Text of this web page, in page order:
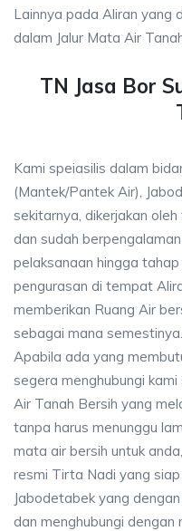
Lainnya pada Aliran yang
dalam Jalur Mata Air
TN Jasa Bor
Kami speiasilis dalam
(Mantek/Pantek Air),
sekitarnya, dikerjakan
dan sudah
pelaksanaan hingga
pengurasan di tempat
memberikan Ruang Air
sebagai mana semestinya.
Apabila ada yang
segera menghubungi
Air Tanah Bersih yang
tanpa harus menunggu
mata air bersih untuk
resmi Tirta Nadi yang
Jabodetabek yang
dan menghubungi